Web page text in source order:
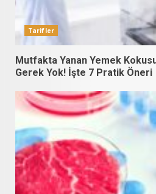
Tarifler
Mutfakta Yanan Yemek
Gerek Yok! İşte 7 Pratik Öneri